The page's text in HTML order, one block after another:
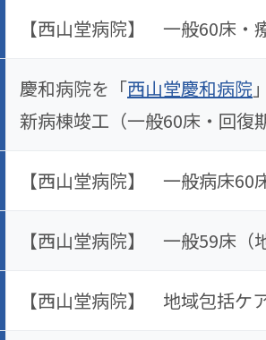
【西山堂病院】 一般60床・
慶和病院を「西山堂慶和病院
新病棟竣工（一般60床・回復
【西山堂病院】 一般病床60
【西山堂病院】 一般59床（
【西山堂病院】 地域包括ケ